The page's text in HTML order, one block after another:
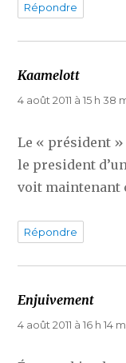
Répondre
Kaamelott
4 août 2011 à 15 h 38
Le « président »
le president
voit maintenant
Répondre
Enjuivement
4 août 2011 à 16 h 14